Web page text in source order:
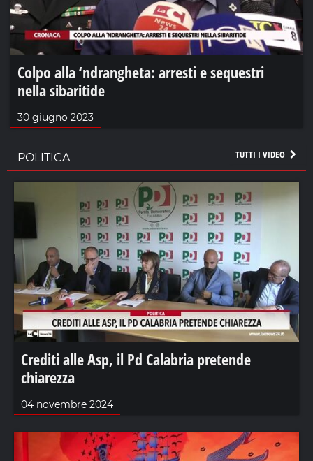
Colpo alla ‘ndrangheta: arresti e sequestri
nella sibaritide
30 giugno 2023
TUTTI I VIDEO
POLITICA
Crediti alle Asp, il Pd Calabria pretende
chiarezza
04 novembre 2024